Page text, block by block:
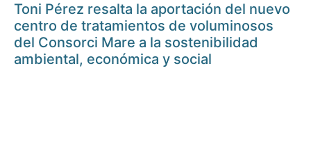
Toni Pérez resalta la aportación del nuevo
centro de tratamientos de voluminosos
del Consorci Mare a la sostenibilidad
ambiental, económica y social